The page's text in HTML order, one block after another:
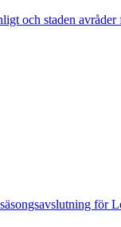
och staden avråder
för